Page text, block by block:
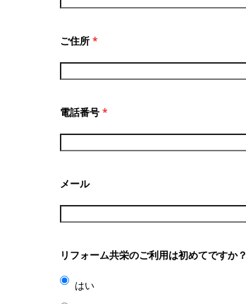
ご住所 *
電話番号 *
メール
リフォーム共栄のご利用は初めてですか？
はい